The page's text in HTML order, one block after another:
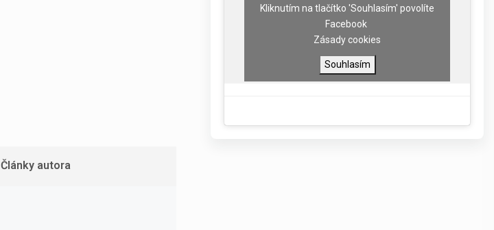
Články autora
Kliknutím na tlačítko 'Souhlasím' povolíte
Facebook
Zásady cookies
Souhlasím